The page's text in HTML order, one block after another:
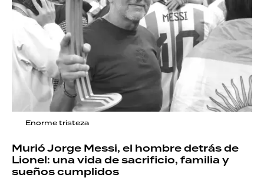
Enorme tristeza
Murió Jorge Messi, el hombre detrás de
Lionel: una vida de sacrificio, familia y
sueños cumplidos